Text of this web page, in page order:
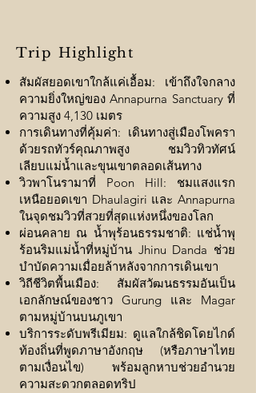
Trip Highlight
สัมผัสยอดเขาใกล้แค่เอื้อม: เข้าถึงใจกลาง
ความยิ่งใหญ่ของ Annapurna Sanctuary ที่
ความสูง 4,130 เมตร
การเดินทางที่คุ้มค่า: เดินทางสู่เมืองโพครา
ด้วยรถทัวร์คุณภาพสูง ชมวิวทิวทัศน์
เลียบแม่น้ำและขุนเขาตลอดเส้นทาง
วิวพาโนรามาที่ Poon Hill: ชมแสงแรก
เหนือยอดเขา Dhaulagiri และ Annapurna
ในจุดชมวิวที่สวยที่สุดแห่งหนึ่งของโลก
ผ่อนคลาย ณ น้ำพุร้อนธรรมชาติ: แช่น้ำพุ
ร้อนริมแม่น้ำที่หมู่บ้าน Jhinu Danda ช่วย
บำบัดความเมื่อยล้าหลังจากการเดินเขา
วิถีชีวิตพื้นเมือง: สัมผัสวัฒนธรรมอันเป็น
เอกลักษณ์ของชาว Gurung และ Magar
ตามหมู่บ้านบนภูเขา
บริการระดับพรีเมียม: ดูแลใกล้ชิดโดยไกด์
ท้องถิ่นที่พูดภาษาอังกฤษ (หรือภาษาไทย
ตามเงื่อนไข) พร้อมลูกหาบช่วยอำนวย
ความสะดวกตลอดทริป